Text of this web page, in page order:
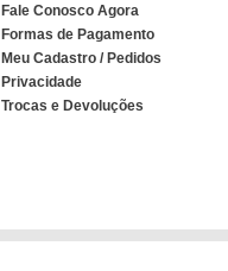
Fale Conosco Agora
Formas de Pagamento
Meu Cadastro / Pedidos
Privacidade
Trocas e Devoluções